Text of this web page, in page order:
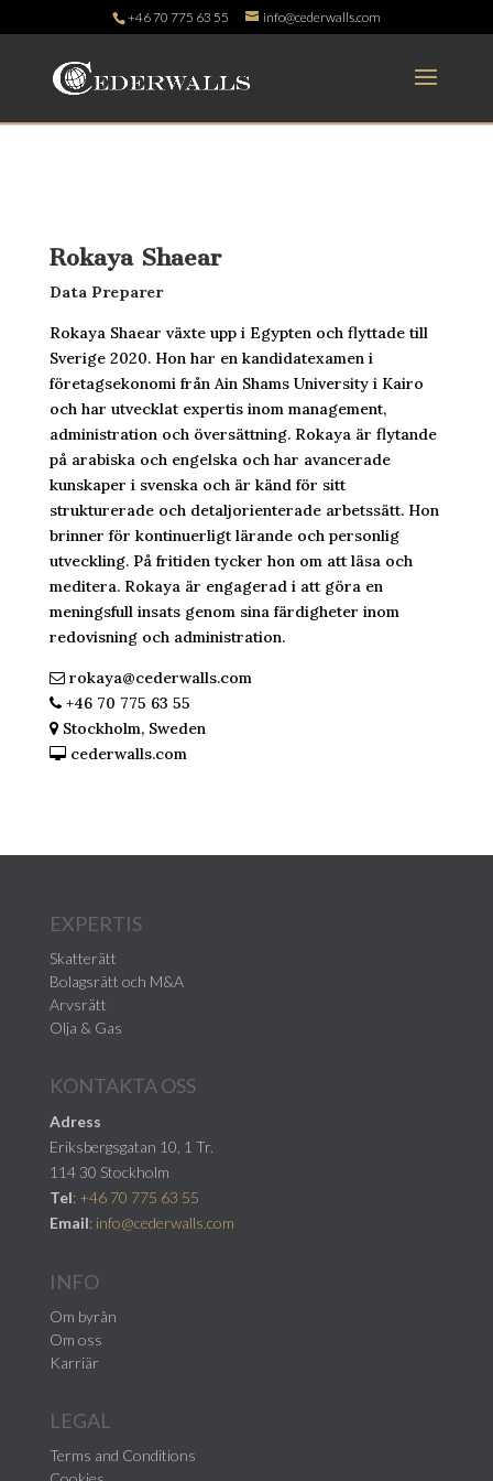
+46 70 775 63 55 info@cederwalls.com
Rokaya Shaear
Data Preparer
Rokaya Shaear växte upp i Egypten och flyttade till
Sverige 2020. Hon har en kandidatexamen i
företagsekonomi från Ain Shams University i Kairo
och har utvecklat expertis inom management,
administration och översättning. Rokaya är flytande
på arabiska och engelska och har avancerade
kunskaper i svenska och är känd för sitt
strukturerade och detaljorienterade arbetssätt. Hon
brinner för kontinuerligt lärande och personlig
utveckling. På fritiden tycker hon om att läsa och
meditera. Rokaya är engagerad i att göra en
meningsfull insats genom sina färdigheter inom
redovisning och administration.
rokaya@cederwalls.com
+46 70 775 63 55
Stockholm, Sweden
cederwalls.com
EXPERTIS
Skatterätt
Bolagsrätt och M&A
Arvsrätt
Olja & Gas
KONTAKTA OSS
Adress
Eriksbergsgatan 10, 1 Tr.
114 30 Stockholm
Tel: +46 70 775 63 55
Email: info@cederwalls.com
INFO
Om byrån
Om oss
Karriär
LEGAL
Terms and Conditions